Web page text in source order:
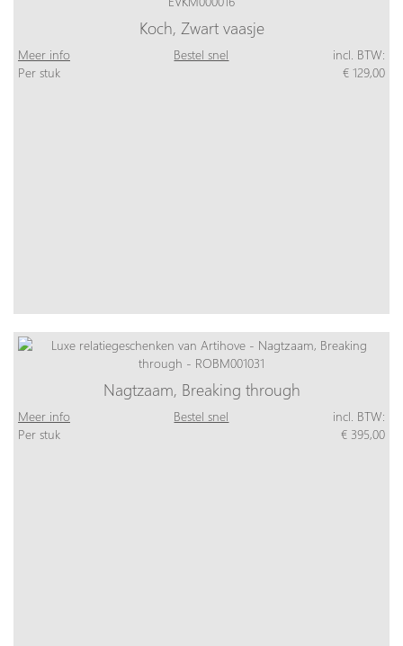
Koch, Zwart vaasje
Meer info Bestel snel
incl. BTW:
Per stuk
€ 129,00
Nagtzaam, Breaking through
Meer info Bestel snel
incl. BTW:
Per stuk
€ 395,00